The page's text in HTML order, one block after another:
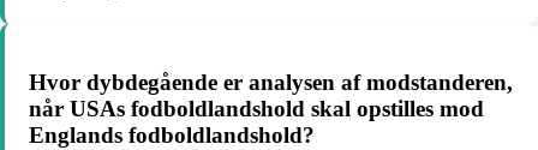
Hvor dybdegående er analysen af modstanderen,
når USAs fodboldlandshold skal opstilles mod
Englands fodboldlandshold?